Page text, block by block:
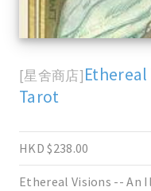
[星舍商店]
Tarot
HKD $238.00
Ethereal Visions -- An